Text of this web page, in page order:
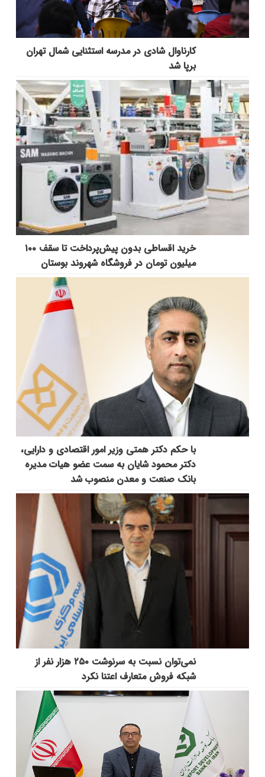
کارناوال شادی در مدرسه استثنایی شمال تهران
برپا شد
خرید اقساطی بدون پیش‌پرداخت تا سقف ۱۰۰
میلیون تومان در فروشگاه شهروند بوستان
با حکم دکتر همتی وزیر امور اقتصادی و دارایی،
دکتر محمود شایان به سمت عضو هیات مدیره
بانک صنعت و معدن منصوب شد
نمی‌توان نسبت به سرنوشت ۲۵۰ هزار نفر از
شبکه فروش متعارف اعتنا نکرد